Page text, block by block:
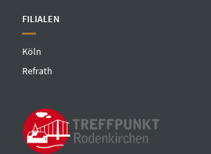
FILIALEN
Köln
Refrath